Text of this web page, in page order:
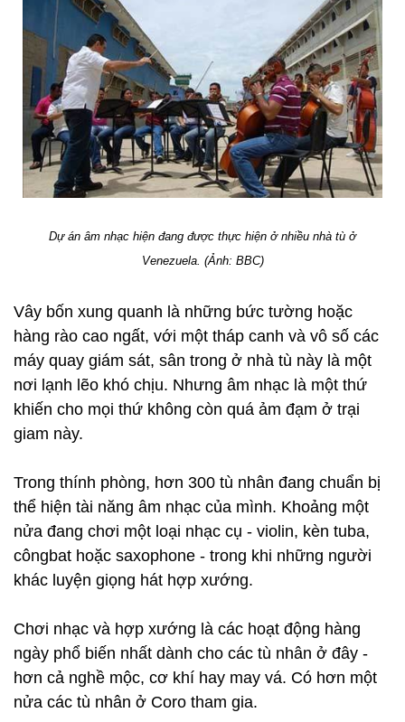
Dự án âm nhạc hiện đang được thực hiện ở nhiều nhà tù ở
Venezuela. (Ảnh: BBC)
Vây bốn xung quanh là những bức tường hoặc
hàng rào cao ngất, với một tháp canh và vô số các
máy quay giám sát, sân trong ở nhà tù này là một
nơi lạnh lẽo khó chịu. Nhưng âm nhạc là một thứ
khiến cho mọi thứ không còn quá ảm đạm ở trại
giam này.
Trong thính phòng, hơn 300 tù nhân đang chuẩn bị
thể hiện tài năng âm nhạc của mình. Khoảng một
nửa đang chơi một loại nhạc cụ - violin, kèn tuba,
côngbat hoặc saxophone - trong khi những người
khác luyện giọng hát hợp xướng.
Chơi nhạc và hợp xướng là các hoạt động hàng
ngày phổ biến nhất dành cho các tù nhân ở đây -
hơn cả nghề mộc, cơ khí hay may vá. Có hơn một
nửa các tù nhân ở Coro tham gia.